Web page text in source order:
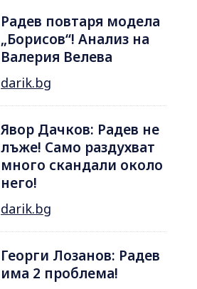
Радев повтаря модела
„Борисов“! Анализ на
Валерия Велева
darik.bg
Явор Дачков: Радев не
лъже! Само раздухват
много скандали около
него!
darik.bg
Георги Лозанов: Радев
има 2 проблема!